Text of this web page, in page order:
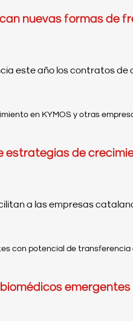
nuevas formas de
este año los contratos de
de
a las empresas